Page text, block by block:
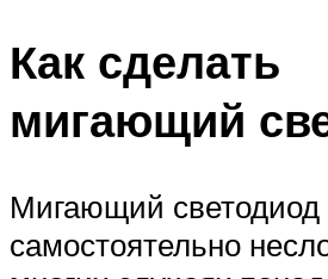
Как сделать
мигающий
Мигающий светодиод
самостоятельно